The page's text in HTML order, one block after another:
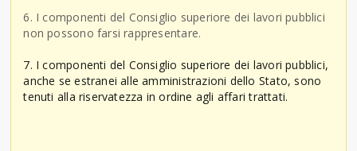
6. I componenti del Consiglio superiore dei lavori pubblici
non possono farsi rappresentare.
7. I componenti del Consiglio superiore dei lavori pubblici,
anche se estranei alle amministrazioni dello Stato, sono
tenuti alla riservatezza in ordine agli affari trattati.